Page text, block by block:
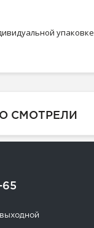
упаковке
СМОТРЕЛИ
65